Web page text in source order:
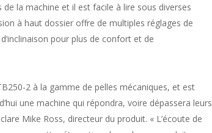
la machine et il est facile à lire sous diverses
à haut dossier offre de multiples réglages de
pour plus de confort et de
2 à la gamme de pelles mécaniques, et est
une machine qui répondra, voire dépassera leurs
Mike Ross, directeur du produit. « L’écoute de